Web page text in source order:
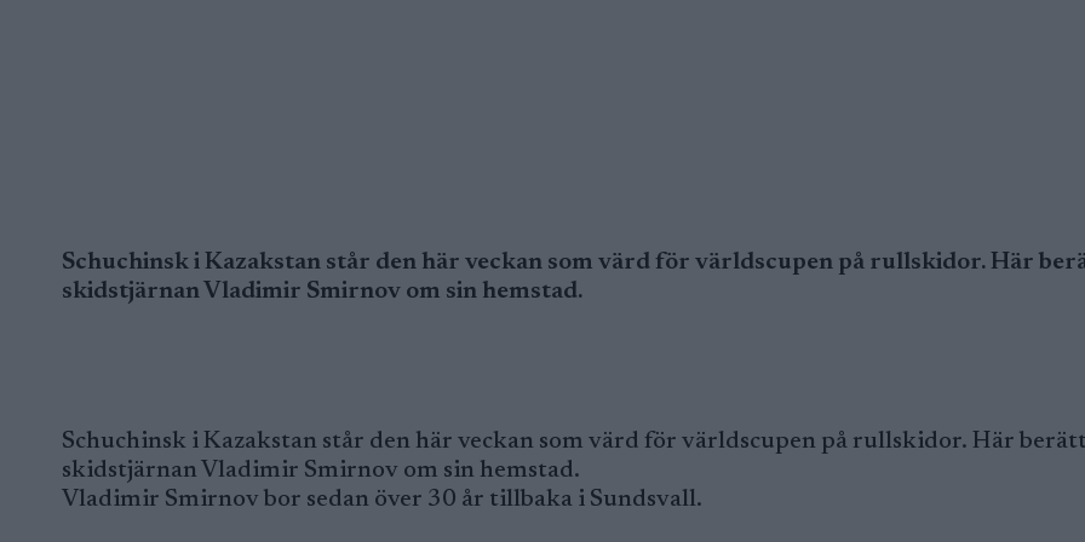
Schuchinsk i Kazakstan står den här veckan som värd för världscupen på rullskidor. Här
skidstjärnan Vladimir Smirnov om sin hemstad.
Schuchinsk i Kazakstan står den här veckan som värd för världscupen på rullskidor. Här
skidstjärnan Vladimir Smirnov om sin hemstad.
Vladimir Smirnov bor sedan över 30 år tillbaka i Sundsvall.